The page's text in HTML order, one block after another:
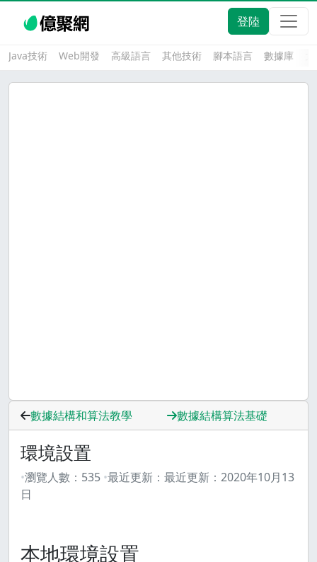
登陸
Java技術 Web開發 高級語言 其他技術 腳本語言 數據庫
數據結構和算法教學 數據結構算法基礎
環境設置
瀏覽人數： 535 最近更新： 最近更新： 2020年10月13
日
本地環境設置